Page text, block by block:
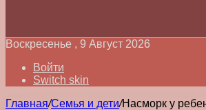
Воскресенье , 9 Август 2026
Войти
Switch skin
Главная/Семья и дети/Насморк у